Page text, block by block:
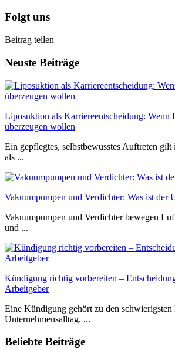
Folgt uns
Beitrag teilen
Neuste Beiträge
Liposuktion als Karriereentscheidung: Wenn
überzeugen wollen
Ein gepflegtes, selbstbewusstes Auftreten
als ...
Vakuumpumpen und Verdichter: Was ist der
Vakuumpumpen und Verdichter bewegen
und ...
Kündigung richtig vorbereiten –
Arbeitgeber
Eine Kündigung gehört zu den schwierigsten
Unternehmensalltag. ...
Beliebte Beiträge